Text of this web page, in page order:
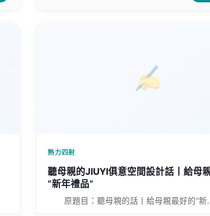
熱力四射
聽母親的JIUYI俱意空間設計話丨給母
“新年禮品”
原題目：聽母親的話丨給母親最好的“新